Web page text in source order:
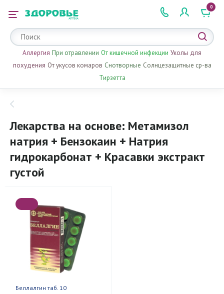
2 505 505
0
Аллергия При отравлении От кишечной инфекции Уколы для
похудения От укусов комаров Снотворные Солнцезащитные ср-ва
Тирзетта
Лекарства на основе: Метамизол
натрия + Бензокаин + Натрия
гидрокарбонат + Красавки экстракт
густой
Беллалгин таб. 10